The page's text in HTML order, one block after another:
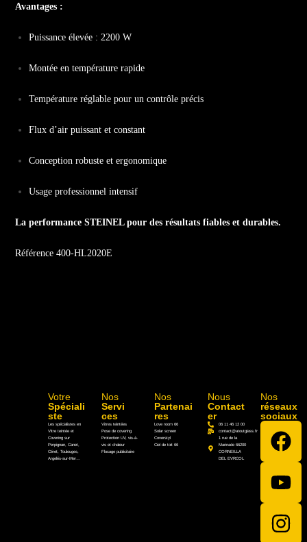
Avantages :
Puissance élevée : 2200 W
Montée en température rapide
Température réglable pour un contrôle précis
Flux d’air puissant et constant
Conception robuste et ergonomique
Usage professionnel intensif
La performance STEINEL pour des résultats fiables et durables.
Référence 400-HL2020E
Votre
Spéciali
ste
Les spécialistes en
Vitre teintée et
Covering sur
Perpignan, Canet,
Céret, Toulouges,
Argelés-sur-Mer…
Nos
Servi
ces
Vitres teintées
Pose de covering
Protection UV, vis-à-
vis et chaleur
Flocage publicitaire
Nos
Partenai
res
Love room 66
Solar screen
Coverstyl
Ciel de toit 66
Nous
Contact
er
06 11 46 12 00
contact@atoutglass.fr
1 rue de la
Marinade 66200
CORNEILLA
DEL EVRCOL
Nos
réseaux
sociaux